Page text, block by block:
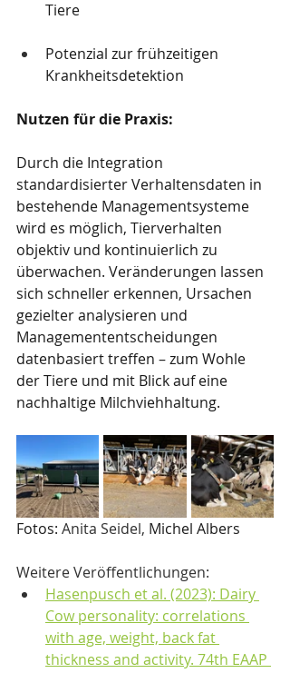
Tiere
Potenzial zur frühzeitigen
Krankheitsdetektion
Nutzen für die Praxis:
Durch die Integration
standardisierter Verhaltensdaten in
bestehende Managementsysteme
wird es möglich, Tierverhalten
objektiv und kontinuierlich zu
überwachen. Veränderungen lassen
sich schneller erkennen, Ursachen
gezielter analysieren und
Managemententscheidungen
datenbasiert treffen – zum Wohle
der Tiere und mit Blick auf eine
nachhaltige Milchviehhaltung.
Fotos: Anita Seidel, Michel Albers
Weitere Veröffentlichungen:
Hasenpusch et al. (2023): Dairy
Cow personality: correlations
with age, weight, back fat
thickness and activity. 74th EAAP